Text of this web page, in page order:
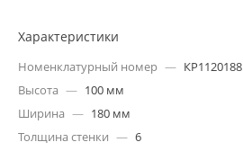
Характеристики
Номенклатурный номер — КР1120188
Высота — 100 мм
Ширина — 180 мм
Толщина стенки — 6